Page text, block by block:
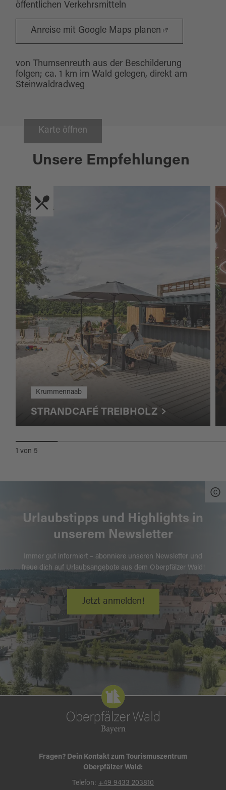
Karte öffnen
öffentlichen Verkehrsmitteln
Anreise mit Google Maps planen
von Thumsenreuth aus der Beschilderung
folgen; ca. 1 km im Wald gelegen, direkt am
Steinwaldradweg
Unsere Empfehlungen
Krummennaab
STRANDCAFÉ TREIBHOLZ
1 von 5
Urlaubstipps und Highlights in
unserem Newsletter
Immer gut informiert – abonniere unseren Newsletter und
freue dich auf Urlaubsangebote aus dem Oberpfälzer Wald!
Jetzt anmelden!
Fragen? Dein Kontakt zum Tourismuszentrum
Oberpfälzer Wald:
Telefon: +49 9433 203810